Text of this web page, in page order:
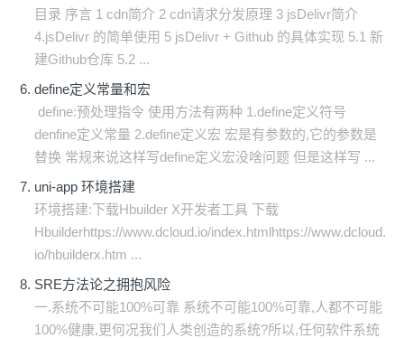
目录 序言 1 cdn简介 2 cdn请求分发原理 3 jsDelivr简介
4.jsDelivr 的简单使用 5 jsDelivr + Github 的具体实现 5.1 新
建Github仓库 5.2 ...
define定义常量和宏
define:预处理指令 使用方法有两种 1.define定义符号
denfine定义常量 2.define定义宏 宏是有参数的,它的参数是
替换 常规来说这样写define定义宏没啥问题 但是这样写 ...
uni-app 环境搭建
环境搭建:下载Hbuilder X开发者工具 下载
Hbuilderhttps://www.dcloud.io/index.htmlhttps://www.dcloud.
io/hbuilderx.htm ...
SRE方法论之拥抱风险
一.系统不可能100%可靠 系统不可能100%可靠,人都不可能
100%健康,更何况我们人类创造的系统?所以,任何软件系统